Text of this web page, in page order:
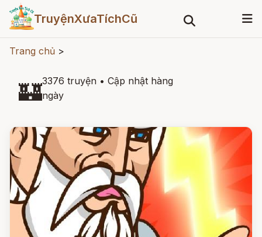
TruyệnXưaTíchCũ
Trang chủ >
🏰3376 truyện • Cập nhật hàng
ngày